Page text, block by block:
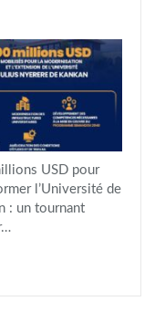
USD pour
l’Université de
: un tournant